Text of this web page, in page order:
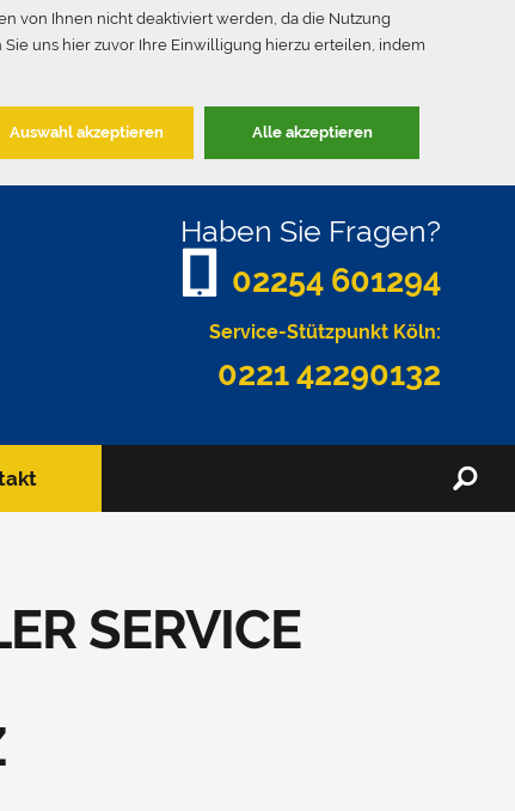
von Ihnen nicht deaktiviert werden, da die Nutzung
uns hier zuvor Ihre Einwilligung hierzu erteilen, indem
Haben Sie Fragen?
ƚ 02254 601294
Service-Stützpunkt Köln:
0221 42290132
ř
SERVICE